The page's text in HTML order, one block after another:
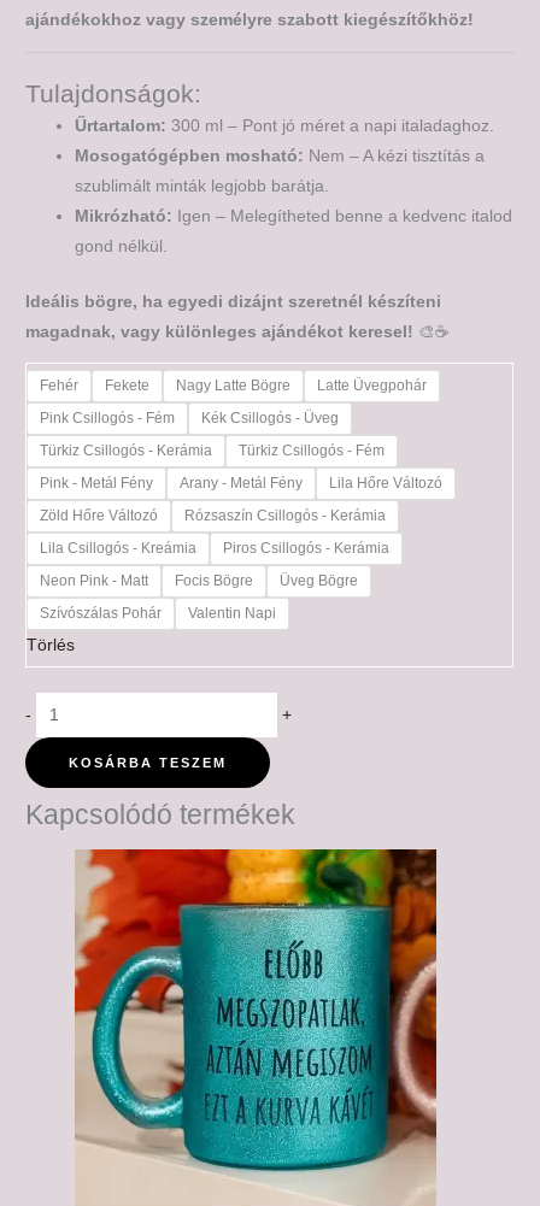
ajándékokhoz vagy személyre szabott kiegészítőkhöz!
Tulajdonságok:
Űrtartalom: 300 ml – Pont jó méret a napi italadaghoz.
Mosogatógépben mosható: Nem – A kézi tisztítás a
szublimált minták legjobb barátja.
Mikrózható: Igen – Melegítheted benne a kedvenc italod
gond nélkül.
Ideális bögre, ha egyedi dizájnt szeretnél készíteni
magadnak, vagy különleges ajándékot keresel! 🎨☕
Fehér Fekete Nagy Latte Bögre
Latte Üvegpohár
Pink Csillogós - Fém
Kék Csillogós - Üveg
Türkiz Csillogós - Kerámia
Türkiz Csillogós - Fém
Pink - Metál Fény
Arany - Metál Fény
Lila Hőre Változó
Zöld Hőre Változó
Rózsaszín Csillogós - Kerámia
Lila Csillogós - Kreámia
Piros Csillogós - Kerámia
Neon Pink - Matt
Focis Bögre
Üveg Bögre
Szívószálas Pohár
Valentin Napi
Törlés
- +
KOSÁRBA TESZEM
Kapcsolódó termékek
6,000 Ft
6,500 Ft